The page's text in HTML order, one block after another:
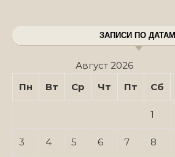
ЗАПИСИ ПО ДАТАМ
Август 2026
Пн
Вт Ср Чт Пт Сб
1
3 4 5 6 7 8